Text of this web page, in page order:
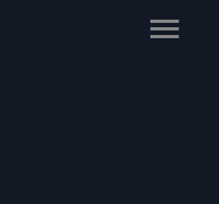
Main